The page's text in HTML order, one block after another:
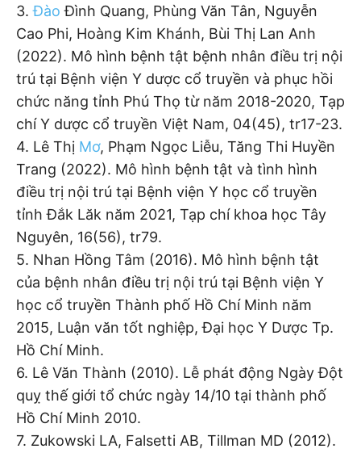
3.Đào Đình Quang, Phùng Văn Tân, Nguyễn
Cao Phi, Hoàng Kim Khánh, Bùi Thị Lan Anh
(2022). Mô hình bệnh tật bệnh nhân điều trị nội
trú tại Bệnh viện Y dược cổ truyền và phục hồi
chức năng tỉnh Phú Thọ từ năm 2018-2020, Tạp
chí Y dược cổ truyền Việt Nam, 04(45), tr17-23.
4. Lê Thị Mơ, Phạm Ngọc Liễu, Tăng Thi Huyền
Trang (2022). Mô hình bệnh tật và tình hình
điều trị nội trú tại Bệnh viện Y học cổ truyền
tỉnh Đắk Lăk năm 2021, Tạp chí khoa học Tây
Nguyên, 16(56), tr79.
5. Nhan Hồng Tâm (2016). Mô hình bệnh tật
của bệnh nhân điều trị nội trú tại Bệnh viện Y
học cổ truyền Thành phố Hồ Chí Minh năm
2015, Luận văn tốt nghiệp, Đại học Y Dược Tp.
Hồ Chí Minh.
6. Lê Văn Thành (2010). Lễ phát động Ngày Đột
quỵ thế giới tổ chức ngày 14/10 tại thành phố
Hồ Chí Minh 2010.
7. Zukowski LA, Falsetti AB, Tillman MD (2012).